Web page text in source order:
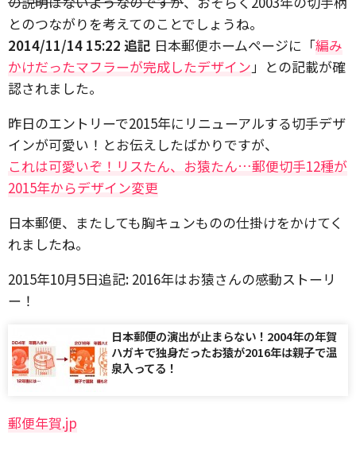
とのつながりを考えてのことでしょうね。
2014/11/14 15:22 追記 日本郵便ホームページに「編み
かけだったマフラーが完成したデザイン」との記載が確
認されました。
昨日のエントリーで2015年にリニューアルする切手デザ
インが可愛い！とお伝えしたばかりですが、
これは可愛いぞ！リスたん、お猿たん…郵便切手12種が
2015年からデザイン変更
日本郵便、またしても胸キュンものの仕掛けをかけてく
れましたね。
2015年10月5日追記: 2016年はお猿さんの感動ストーリ
ー！
日本郵便の演出が止まらない！2004年の年賀
ハガキで独身だったお猿が2016年は親子で温
泉入ってる！
郵便年賀.jp